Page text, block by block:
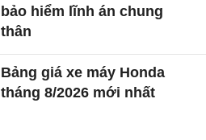
bảo hiểm lĩnh án chung
thân
Bảng giá xe máy Honda
tháng 8/2026 mới nhất